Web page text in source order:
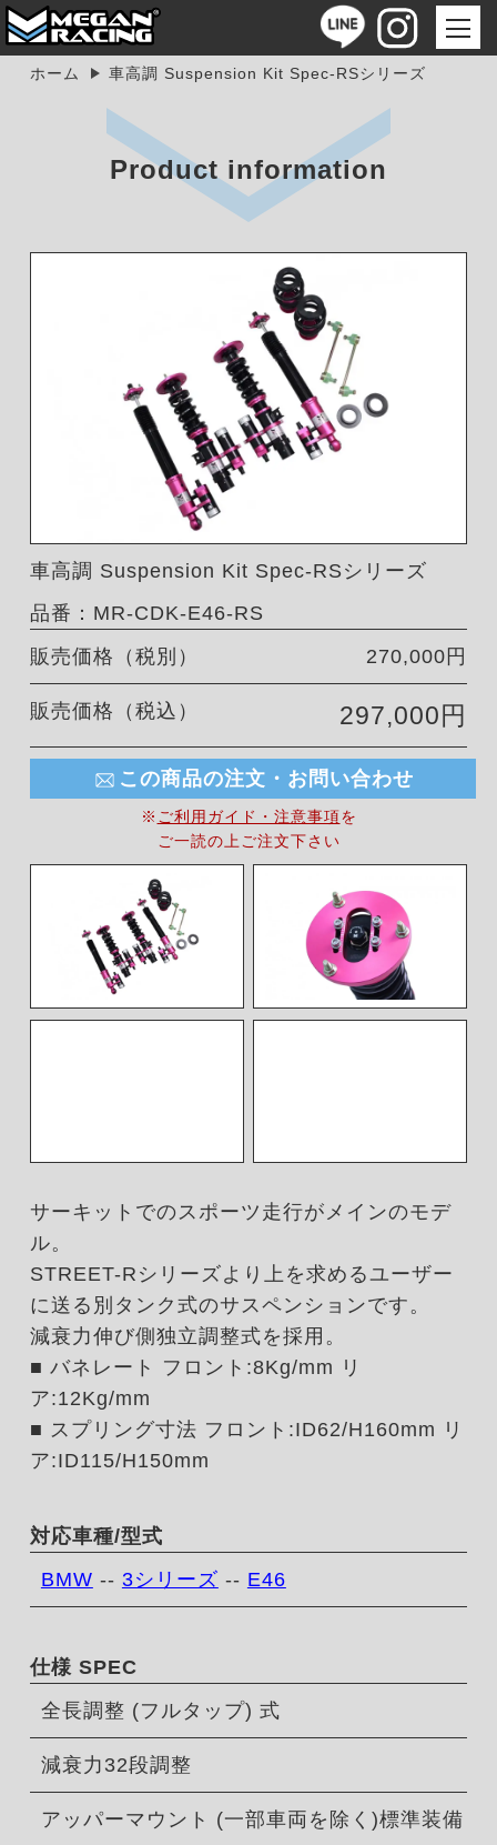
ホーム 車高調 Suspension Kit Spec-RSシリーズ
Product information
車高調 Suspension Kit Spec-RSシリーズ
品番：MR-CDK-E46-RS
販売価格（税別）
270,000円
販売価格（税込） 297,000円
この商品の注文・お問い合わせ
※ ご利用ガイド・注意事項を
ご一読の上ご注文下さい
サーキットでのスポーツ走行がメインのモデ
ル。
STREET-Rシリーズより上を求めるユーザー
に送る別タンク式のサスペンションです。
減衰力伸び側独立調整式を採用。
■ バネレート フロント:8Kg/mm リ
ア:12Kg/mm
■ スプリング寸法 フロント:ID62/H160mm リ
ア:ID115/H150mm
対応車種/型式
BMW -- 3シリーズ -- E46
仕様 SPEC
全長調整 (フルタップ) 式
減衰力32段調整
アッパーマウント (一部車両を除く)標準装備